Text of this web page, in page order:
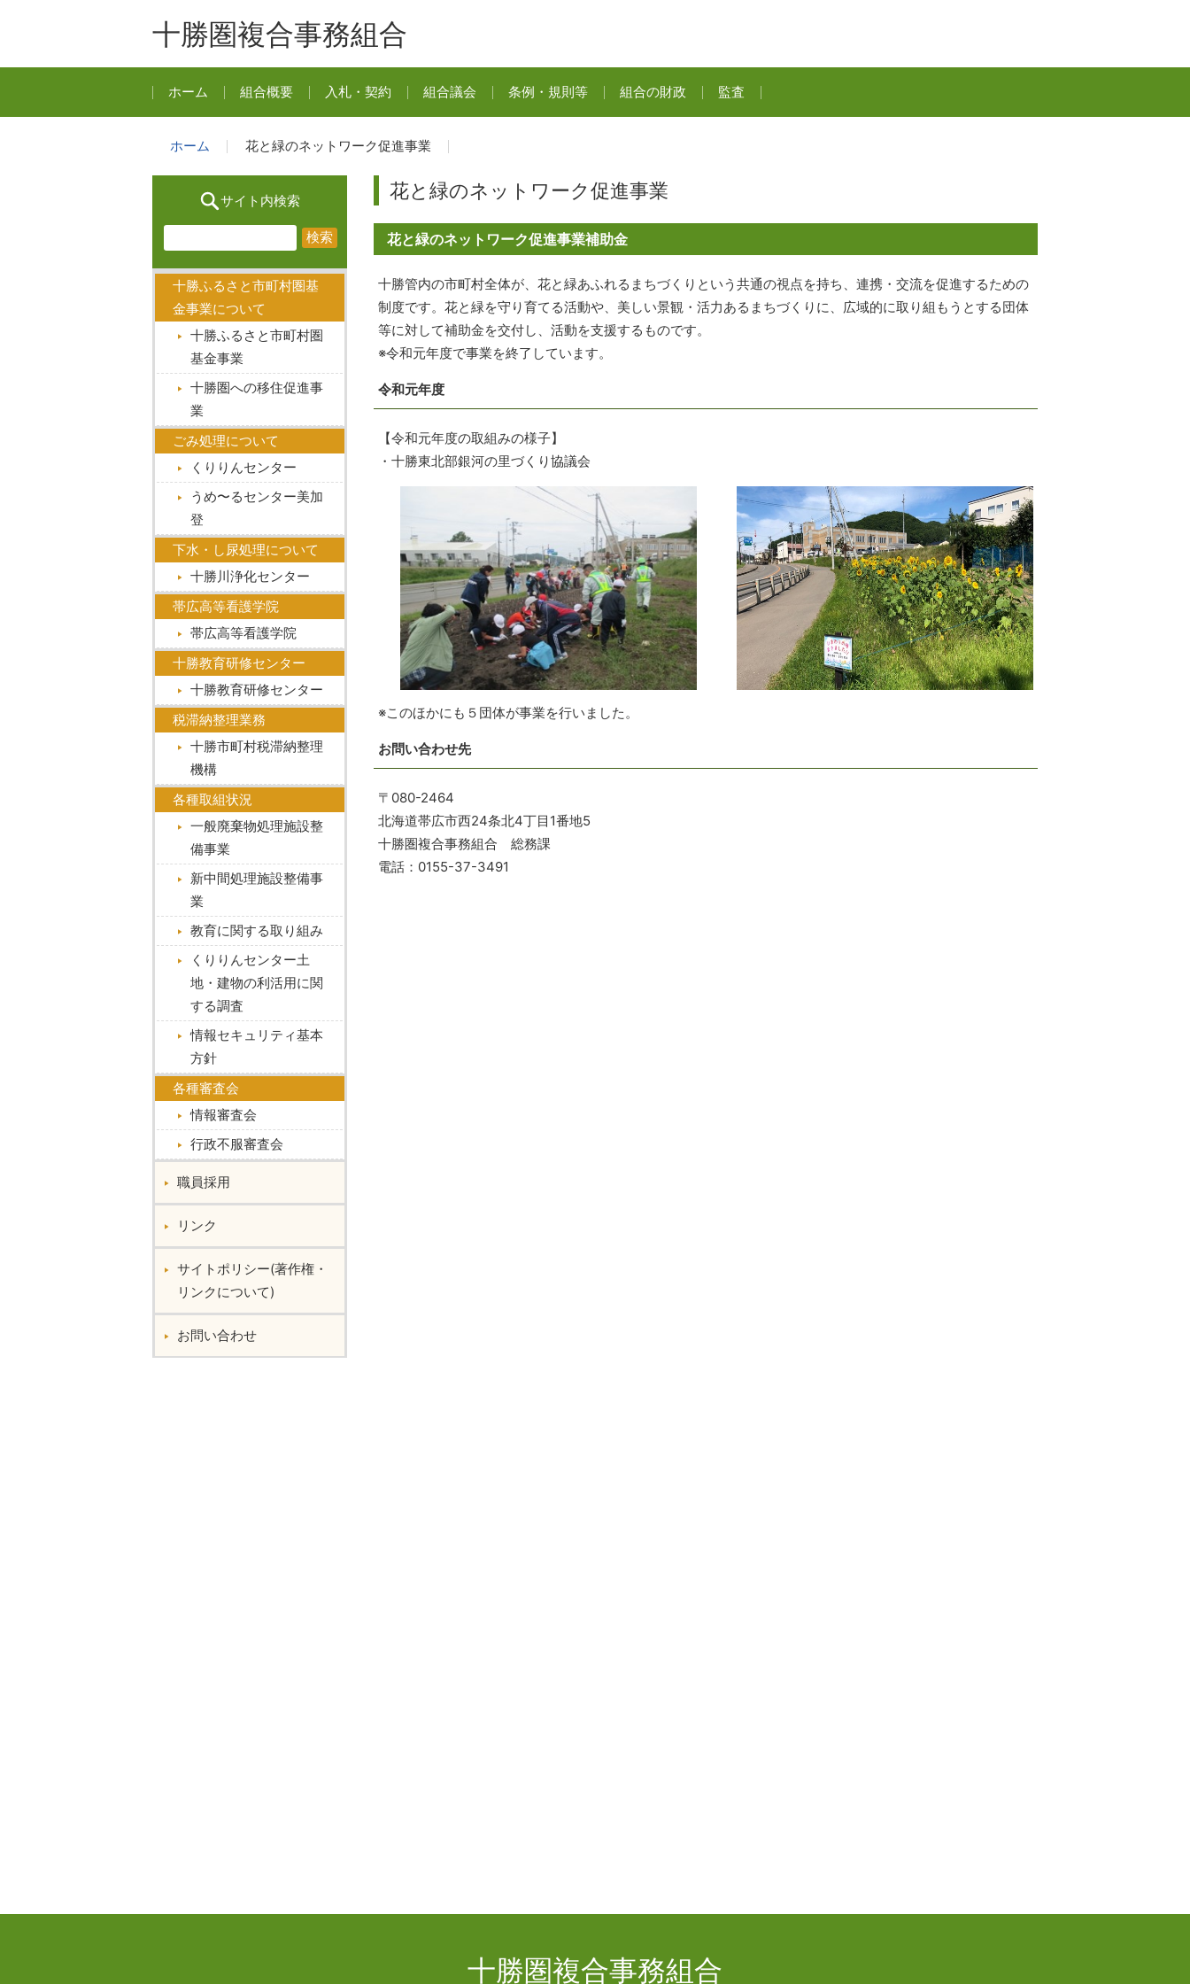
十勝圏複合事務組合
ホーム 組合概要 入札・契約 組合議会 条例・規則等 組合の財政 監査
ホーム 花と緑のネットワーク促進事業
サイト内検索
十勝ふるさと市町村圏基
金事業について
十勝ふるさと市町村圏
基金事業
十勝圏への移住促進事
業
ごみ処理について
くりりんセンター
うめ〜るセンター美加
登︎
下水・し尿処理について
十勝川浄化センター
帯広高等看護学院
帯広高等看護学院
十勝教育研修センター
十勝教育研修センター
税滞納整理業務
十勝市町村税滞納整理
機構
各種取組状況
一般廃棄物処理施設整
備事業
新中間処理施設整備事
業
教育に関する取り組み
くりりんセンター土
地・建物の利活用に関
する調査
情報セキュリティ基本
方針
各種審査会
情報審査会
行政不服審査会
職員採用
リンク
サイトポリシー(著作権・
リンクについて)
お問い合わせ︎
花と緑のネットワーク促進事業
花と緑のネットワーク促進事業補助金
十勝管内の市町村全体が、花と緑あふれるまちづくりという共通の視点を持ち、連携・交流を促進するための
制度です。花と緑を守り育てる活動や、美しい景観・活力あるまちづくりに、広域的に取り組もうとする団体
等に対して補助金を交付し、活動を支援するものです。
※令和元年度で事業を終了しています。
令和元年度
【令和元年度の取組みの様子】
・十勝東北部銀河の里づくり協議会
※このほかにも５団体が事業を行いました。
お問い合わせ先
〒080-2464
北海道帯広市西24条北4丁目1番地5
十勝圏複合事務組合 総務課
電話：0155-37-3491
十勝圏複合事務組合